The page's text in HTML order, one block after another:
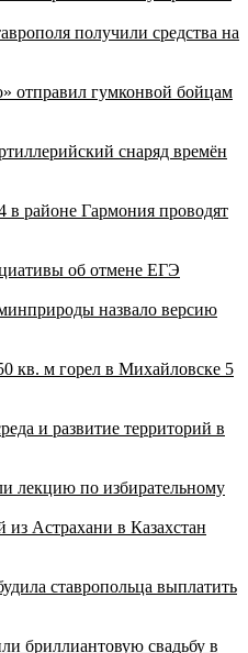
получили средства на
отправил гумконвой бойцам
снаряд времён
районе Гармония проводят
об отмене ЕГЭ
назвало версию
кв. м горел в Михайловске 5
и развитие территорий в
лекцию по избирательному
Астрахани в Казахстан
ставропольца выплатить
бриллиантовую свадьбу в